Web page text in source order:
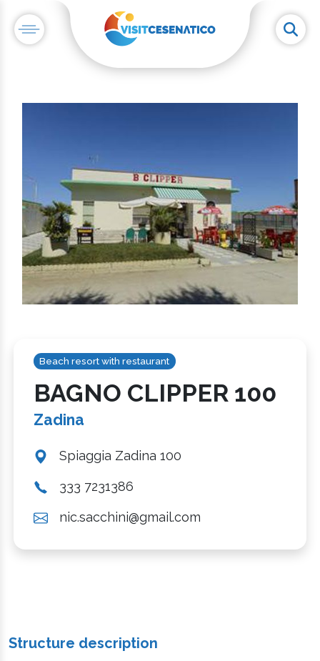
Beach resort with restaurant
BAGNO CLIPPER 100
Zadina
Spiaggia Zadina 100
333 7231386
nic.sacchini@gmail.com
Structure description